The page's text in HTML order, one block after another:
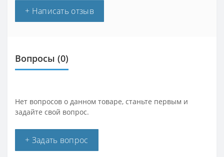
+ Написать отзыв
Вопросы (0)
Нет вопросов о данном товаре, станьте первым и
задайте свой вопрос.
+ Задать вопрос